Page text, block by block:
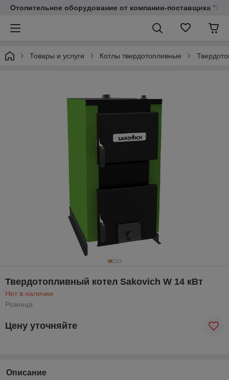
Отопительное оборудование от компании-поставщика
Товары и услуги Котлы твердотопливные
Твердотопливный котел Sakovich W 14 кВт
Нет в наличии
Розница
Цену уточняйте
Описание